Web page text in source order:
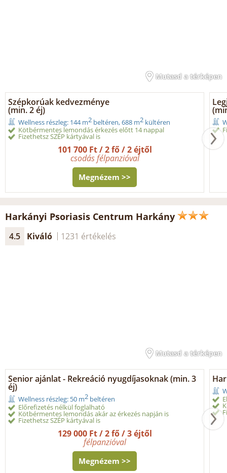
Mutasd a térképen
Szépkorúak kedvezménye
(min. 2 éj)
Wellness részleg: 144 m2 beltéren, 688 m2 kültéren
Kötbérmentes lemondás érkezés előtt 14 nappal
Fizethetsz SZÉP kártyával is
101 700 Ft / 2 fő / 2 éjtől
csodás félpanzióval
Megnézem >>
Harkányi Psoriasis Centrum Harkány
4.5 Kiváló 1231 értékelés
Mutasd a térképen
Senior ajánlat - Rekreáció nyugdíjasoknak (min. 3
éj)
Wellness részleg: 50 m2 beltéren
Előrefizetés nélkül foglalható
Kötbérmentes lemondás akár az érkezés napján is
Fizethetsz SZÉP kártyával is
129 000 Ft / 2 fő / 3 éjtől
félpanzióval
Megnézem >>